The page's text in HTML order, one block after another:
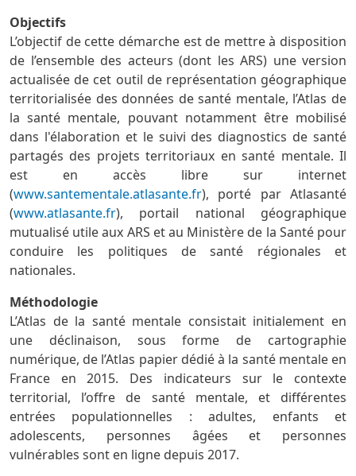
Objectifs
L’objectif de cette démarche est de mettre à disposition
de l’ensemble des acteurs (dont les ARS) une version
actualisée de cet outil de représentation géographique
territorialisée des données de santé mentale, l’Atlas de
la santé mentale, pouvant notamment être mobilisé
dans l'élaboration et le suivi des diagnostics de santé
partagés des projets territoriaux en santé mentale. Il
est en accès libre sur internet
(www.santementale.atlasante.fr), porté par Atlasanté
(www.atlasante.fr), portail national géographique
mutualisé utile aux ARS et au Ministère de la Santé pour
conduire les politiques de santé régionales et
nationales.
Méthodologie
L’Atlas de la santé mentale consistait initialement en
une déclinaison, sous forme de cartographie
numérique, de l’Atlas papier dédié à la santé mentale en
France en 2015. Des indicateurs sur le contexte
territorial, l’offre de santé mentale, et différentes
entrées populationnelles : adultes, enfants et
adolescents, personnes âgées et personnes
vulnérables sont en ligne depuis 2017.